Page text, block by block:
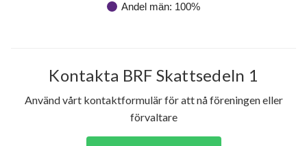
Andel män: 100%
Kontakta BRF Skattsedeln 1
Använd vårt kontaktformulär för att nå föreningen eller
förvaltare